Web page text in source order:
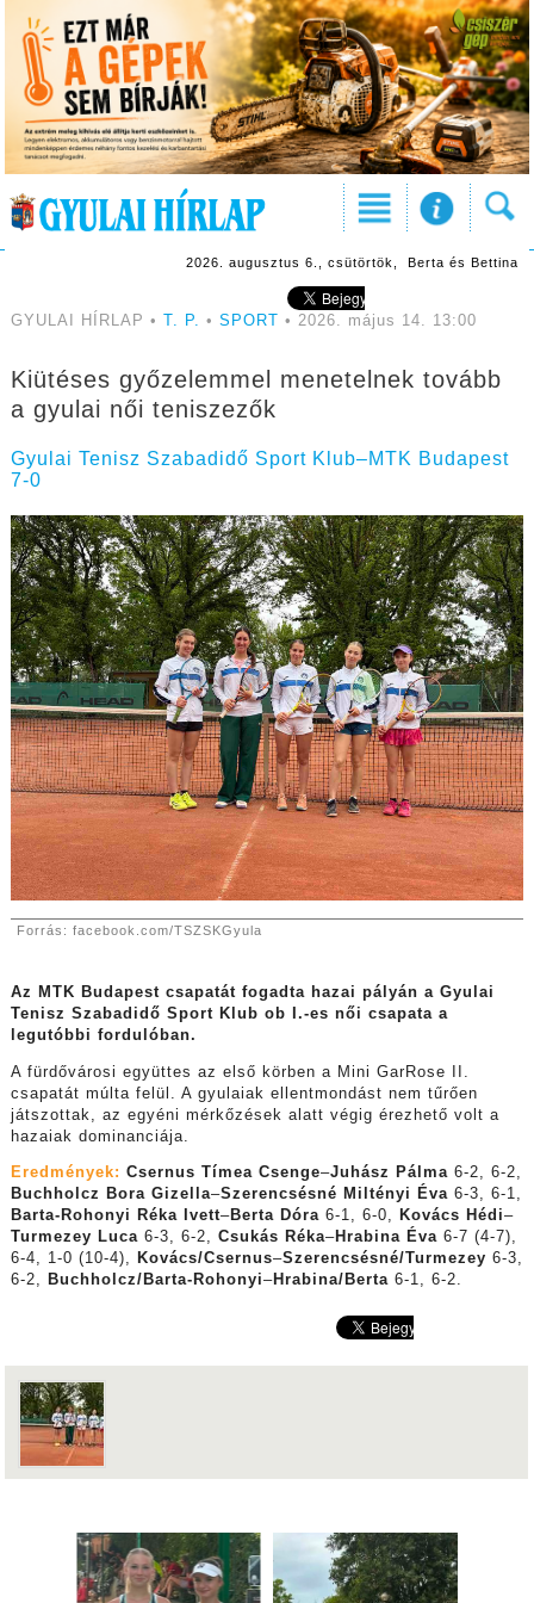
2026. augusztus 6., csütörtök, Berta és Bettina
GYULAI HÍRLAP • T. P. • SPORT • 2026. május 14. 13:00
Kiütéses győzelemmel menetelnek tovább
a gyulai női teniszezők
Gyulai Tenisz Szabadidő Sport Klub–MTK Budapest
7-0
Forrás: facebook.com/TSZSKGyula
Az MTK Budapest csapatát fogadta hazai pályán a Gyulai
Tenisz Szabadidő Sport Klub ob I.-es női csapata a
legutóbbi fordulóban.
A fürdővárosi együttes az első körben a Mini GarRose II.
csapatát múlta felül. A gyulaiak ellentmondást nem tűrően
játszottak, az egyéni mérkőzések alatt végig érezhető volt a
hazaiak dominanciája.
Eredmények: Csernus Tímea Csenge–Juhász Pálma6-2, 6-2,
Buchholcz Bora Gizella–Szerencsésné Miltényi Éva6-3, 6-1,
Barta-Rohonyi Réka Ivett–Berta Dóra6-1, 6-0, Kovács Hédi–
Turmezey Luca6-3, 6-2, Csukás Réka–Hrabina Éva6-7 (4-7),
6-4, 1-0 (10-4),
Kovács/Csernus–Szerencsésné/Turmezey 6-3,
6-2,
Buchholcz/Barta-Rohonyi–Hrabina/Berta6-1, 6-2.